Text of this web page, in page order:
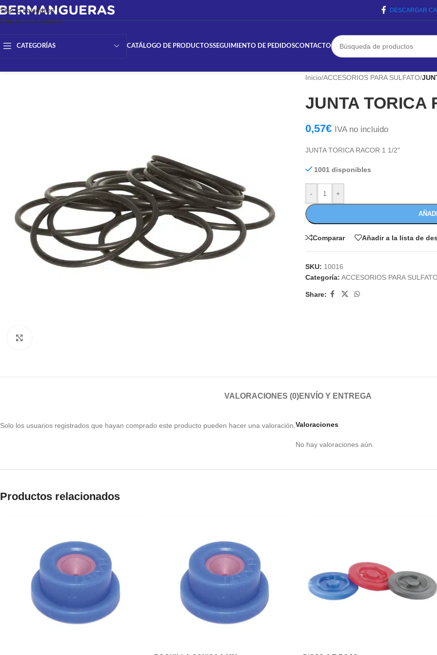
Skip to navigation
Skip to main content
DESCARGAR
CATEGORÍAS CATÁLOGO DE PRODUCTOSSEGUIMIENTO DE PEDIDOSCONTACTO
Inicio/ACCESORIOS PARA SULFATO/
JUNTA TORICA
0,57€ IVA no incluido
JUNTA TORICA RACOR 1 1/2"
1001 disponibles
- +
Comparar Añadir a la lista de
SKU: 10016
Categoría: ACCESORIOS PARA
Share:
VALORACIONES (0)ENVÍO Y ENTREGA
Valoraciones
No hay valoraciones aún.
Solo los usuarios registrados que hayan comprado este producto pueden hacer una valoración.
Productos relacionados